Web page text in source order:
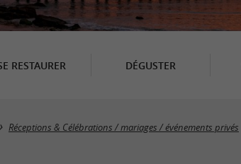
RESTAURER DÉGUSTER
Réceptions & Célébrations / mariages / événements privés